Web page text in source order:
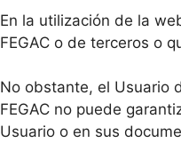
En la utilización de la
FEGAC o de terceros o
No obstante, el Usuario
FEGAC no puede
Usuario o en sus